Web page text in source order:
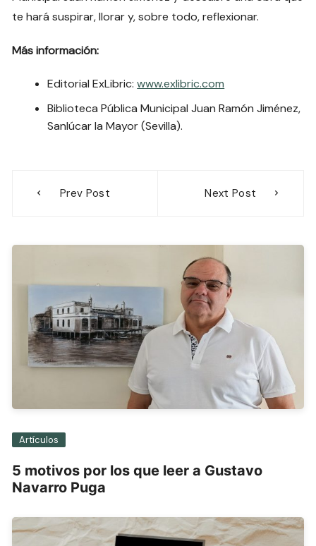
te hará suspirar, llorar y, sobre todo, reflexionar.
Más información:
Editorial ExLibric:www.exlibric.com
Biblioteca Pública Municipal Juan Ramón Jiménez,
Sanlúcar la Mayor (Sevilla).
Prev Post Next Post
Artículos
5 motivos por los que leer a Gustavo
Navarro Puga